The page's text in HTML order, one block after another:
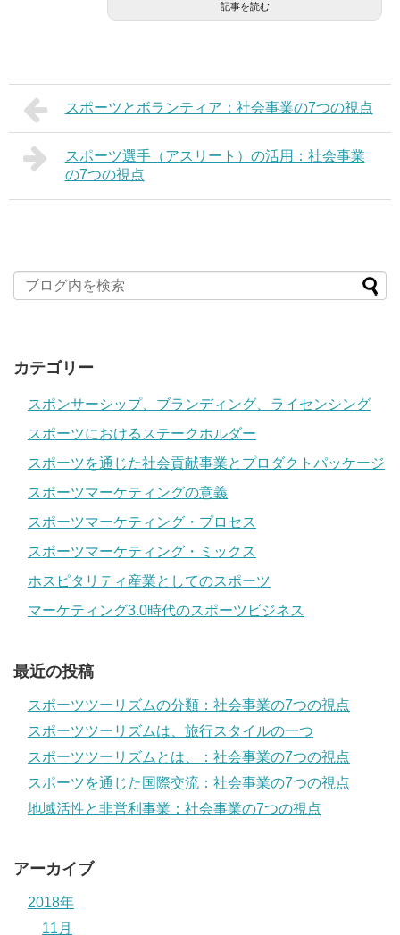
記事を読む
スポーツとボランティア：社会事業の7つの視点
スポーツ選手（アスリート）の活用：社会事業
の7つの視点
カテゴリー
スポンサーシップ、ブランディング、ライセンシング
スポーツにおけるステークホルダー
スポーツを通じた社会貢献事業とプロダクトパッケージ
スポーツマーケティングの意義
スポーツマーケティング・プロセス
スポーツマーケティング・ミックス
ホスピタリティ産業としてのスポーツ
マーケティング3.0時代のスポーツビジネス
最近の投稿
スポーツツーリズムの分類：社会事業の7つの視点
スポーツツーリズムは、旅行スタイルの一つ
スポーツツーリズムとは、：社会事業の7つの視点
スポーツを通じた国際交流：社会事業の7つの視点
地域活性と非営利事業：社会事業の7つの視点
アーカイブ
2018年
11月